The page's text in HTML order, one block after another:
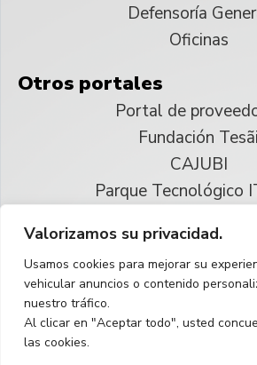
Valorizamos su privacidad.
Usamos cookies para mejorar su
vehicular anuncios o contenido
nuestro tráfico.
Al clicar en "Aceptar todo", usted
las cookies.
Defensoría
Oficinas
Otros portales
Portal de
Fundación Tesãi
CAJUBI
Parque Tecnológico
Reservados todos los
Español